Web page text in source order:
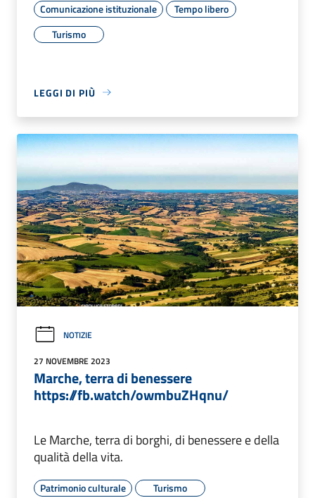
Comunicazione istituzionale
Tempo libero
Turismo
LEGGI DI PIÙ
NOTIZIE
27 NOVEMBRE 2023
Marche, terra di benessere
https://fb.watch/owmbuZHqnu/
Le Marche, terra di borghi, di benessere e della
qualità della vita.
Patrimonio culturale Turismo